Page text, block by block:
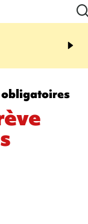
coprs
obligatoires